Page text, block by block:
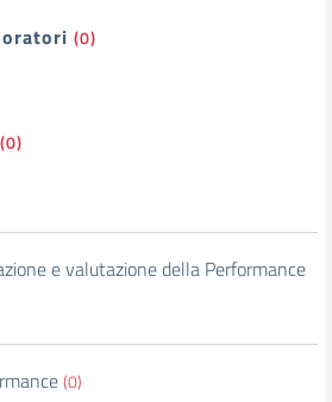
(0)
(0)
e valutazione della Performance
(0)